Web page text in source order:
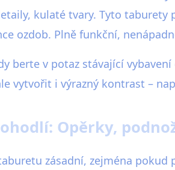
kulaté tvary. Tyto
ozdob. Plně funkční,
berte v potaz stávající
vytvořit i výrazný kontrast –
Opěrky,
zásadní, zejména